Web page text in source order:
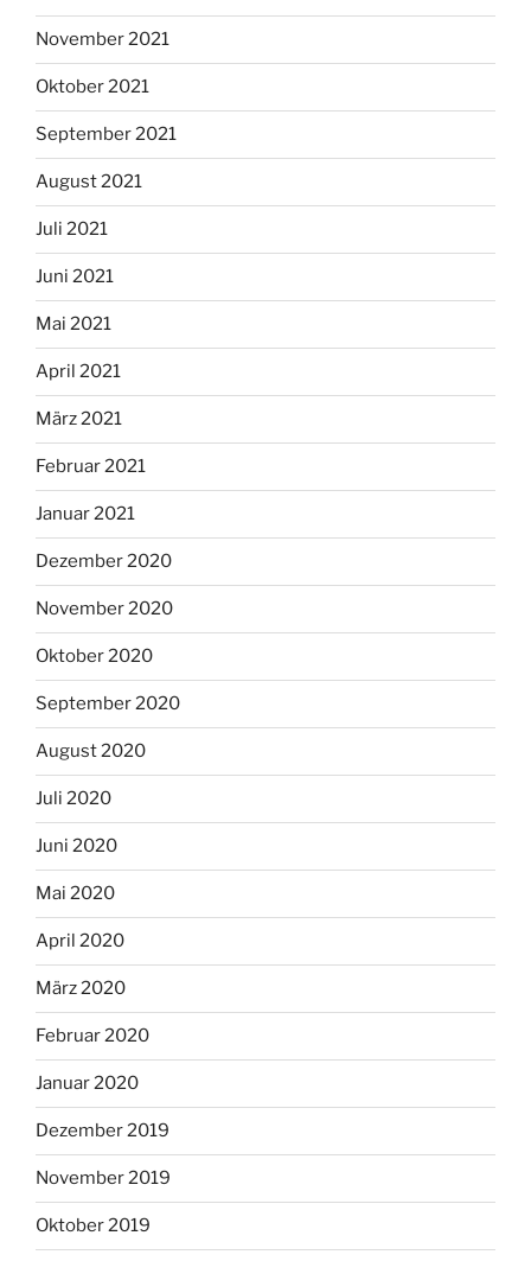
November 2021
Oktober 2021
September 2021
August 2021
Juli 2021
Juni 2021
Mai 2021
April 2021
März 2021
Februar 2021
Januar 2021
Dezember 2020
November 2020
Oktober 2020
September 2020
August 2020
Juli 2020
Juni 2020
Mai 2020
April 2020
März 2020
Februar 2020
Januar 2020
Dezember 2019
November 2019
Oktober 2019